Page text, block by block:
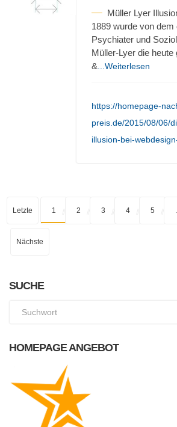
Müller Lyer
1889 wurde von dem
Psychiater und
Müller-Lyer die heute
& ...Weiterlesen
https://homepage-
preis.de/2015/08/06/
illusion-bei-
Letzte 1 2 3 4 5
Nächste
SUCHE
HOMEPAGE ANGEBOT